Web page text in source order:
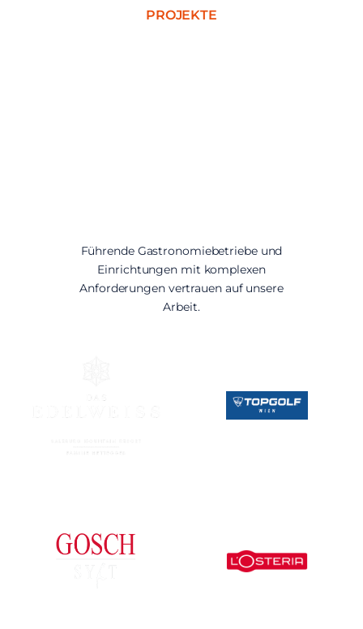
PROJEKTE
Führende Gastronomiebetriebe und
Einrichtungen mit komplexen
Anforderungen vertrauen auf unsere
Arbeit.